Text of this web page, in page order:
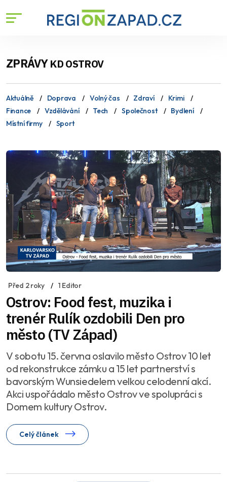
ZPRÁVYKD OSTROV
Aktuálně Doprava Volný čas Zdraví
Krimi
Finance
Vzdělávání Tech Společnost
Bydlení
Místní firmy
Sport
Před 2 roky 1 Editor
Ostrov: Food fest, muzika i
trenér Rulík ozdobili Den pro
město (TV Západ)
V sobotu 15. června oslavilo město Ostrov 10 let
od rekonstrukce zámku a 15 let partnerství s
bavorským Wunsiedelem velkou celodenní akcí.
Akci uspořádalo město Ostrov ve spolupráci s
Domem kultury Ostrov.
Celý článek